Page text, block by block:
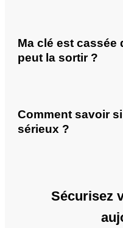
Ma clé est cassée
peut la sortir ?
Comment savoir
sérieux ?
Sécurisez